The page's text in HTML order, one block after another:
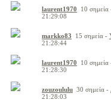
laurent1970 10 σημεία
21:29:08
markko83 15 σημεία -
21:28:44
laurent1970 10 σημεία
21:28:30
zouzoululu 30 σημεία -
21:28:03